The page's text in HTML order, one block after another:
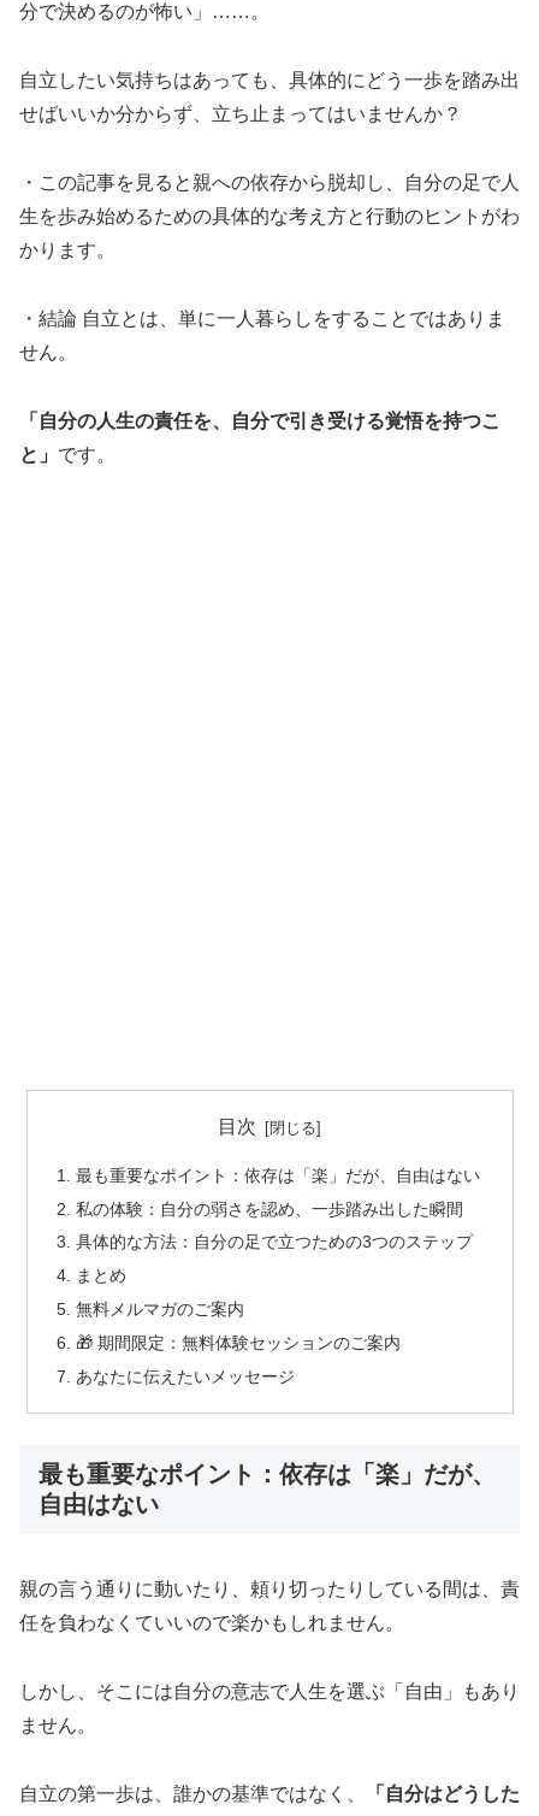
分で決めるのが怖い」……。
自立したい気持ちはあっても、具体的にどう一歩を踏み出
せばいいか分からず、立ち止まってはいませんか？
・この記事を見ると親への依存から脱却し、自分の足で人
生を歩み始めるための具体的な考え方と行動のヒントがわ
かります。
・結論 自立とは、単に一人暮らしをすることではありま
せん。
「自分の人生の責任を、自分で引き受ける覚悟を持つこ
と」 です。
目次
最も重要なポイント：依存は「楽」だが、自由はない
私の体験：自分の弱さを認め、一歩踏み出した瞬間
具体的な方法：自分の足で立つための3つのステップ
まとめ
無料メルマガのご案内
🎁 期間限定：無料体験セッションのご案内
あなたに伝えたいメッセージ
最も重要なポイント：依存は「楽」だが、
自由はない
親の言う通りに動いたり、頼り切ったりしている間は、責
任を負わなくていいので楽かもしれません。
しかし、そこには自分の意志で人生を選ぶ「自由」もあり
ません。
自立の第一歩は、誰かの基準ではなく、 「自分はどうした